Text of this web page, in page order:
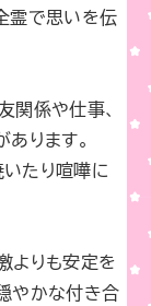
霊で思いを伝
関係や仕事、
ります。
たり喧嘩に
よりも安定を
やかな付き合